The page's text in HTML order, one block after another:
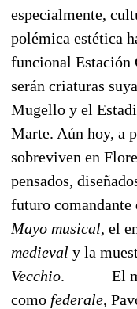
especialmente,
polémica estética
funcional Estación
serán criaturas
Mugello y el
Marte. Aún hoy, a
sobreviven en
pensados,
futuro comandante
Mayo musical, el
medieval  y la
Vecchio.
El
como federale,